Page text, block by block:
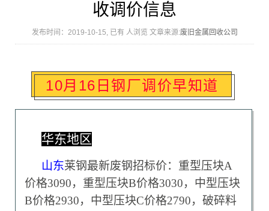
收调价信息
发布时间：2019-10-15, 已有 人浏览 文章来源:废旧金属回收公司
10月16日钢厂调价早知道
华东地区
山东莱钢最新废钢招标价：重型压块A
价格3090，重型压块B价格3030，中型压块
B价格2930，中型压块C价格2790，破碎料